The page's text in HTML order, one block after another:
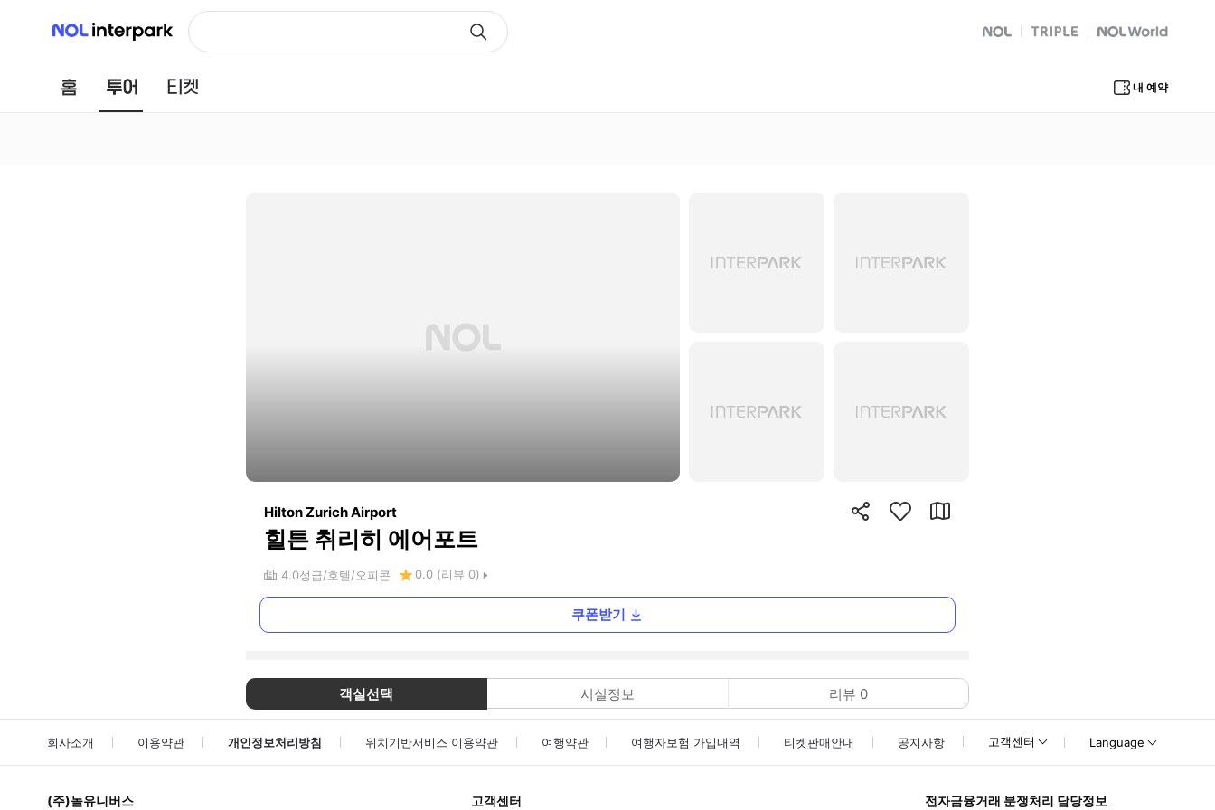
NOL 인터파크
NOL
트리플 Global Interpark
홈 투어 내 예약
Hilton Zurich Airport
힐튼 취리히 에어포트
4.0성급 호텔 오피콘 0.0 (리뷰 0)
쿠폰받기
객실선택 시설정보 리뷰 0
회사소개 이용약관 개인정보처리방침 위치기반서비스 이용약관 여행약관 여행자보험 가입내역 티켓판매안내 공지사항 고객센터 Language
(주)놀유니버스 고객센터 전자금융거래 분쟁처리 담당정보